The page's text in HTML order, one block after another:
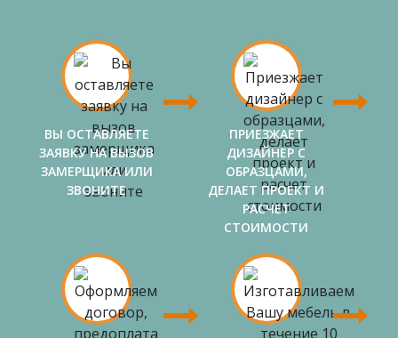
ВЫ ОСТАВЛЯЕТЕ
ЗАЯВКУ НА ВЫЗОВ
ЗАМЕРЩИКА ИЛИ
ЗВОНИТЕ
ПРИЕЗЖАЕТ
ДИЗАЙНЕР С
ОБРАЗЦАМИ,
ДЕЛАЕТ ПРОЕКТ И
РАСЧЕТ
СТОИМОСТИ